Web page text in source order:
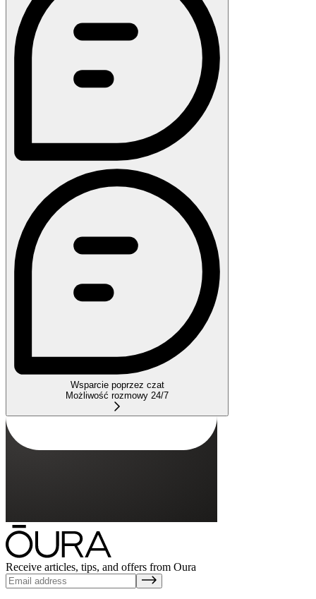
Wsparcie poprzez czat
Możliwość rozmowy 24/7
Receive articles, tips, and offers from Oura